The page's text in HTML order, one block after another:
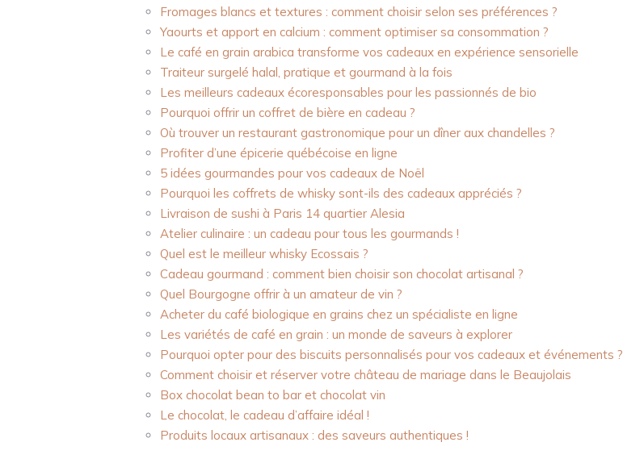
Fromages blancs et textures : comment choisir selon ses préférences ?
Yaourts et apport en calcium : comment optimiser sa consommation ?
Le café en grain arabica transforme vos cadeaux en expérience sensorielle
Traiteur surgelé halal, pratique et gourmand à la fois
Les meilleurs cadeaux écoresponsables pour les passionnés de bio
Pourquoi offrir un coffret de bière en cadeau ?
Où trouver un restaurant gastronomique pour un dîner aux chandelles ?
Profiter d’une épicerie québécoise en ligne
5 idées gourmandes pour vos cadeaux de Noël
Pourquoi les coffrets de whisky sont-ils des cadeaux appréciés ?
Livraison de sushi à Paris 14 quartier Alesia
Atelier culinaire : un cadeau pour tous les gourmands !
Quel est le meilleur whisky Ecossais ?
Cadeau gourmand : comment bien choisir son chocolat artisanal ?
Quel Bourgogne offrir à un amateur de vin ?
Acheter du café biologique en grains chez un spécialiste en ligne
Les variétés de café en grain : un monde de saveurs à explorer
Pourquoi opter pour des biscuits personnalisés pour vos cadeaux et événements ?
Comment choisir et réserver votre château de mariage dans le Beaujolais
Box chocolat bean to bar et chocolat vin
Le chocolat, le cadeau d’affaire idéal !
Produits locaux artisanaux : des saveurs authentiques !